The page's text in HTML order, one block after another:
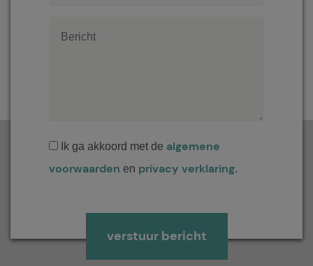
Ik ga akkoord met de algemene
voorwaarden en privacy verklaring.